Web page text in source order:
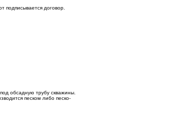
подписывается договор.
обсадную трубу скважины.
песком либо песко-